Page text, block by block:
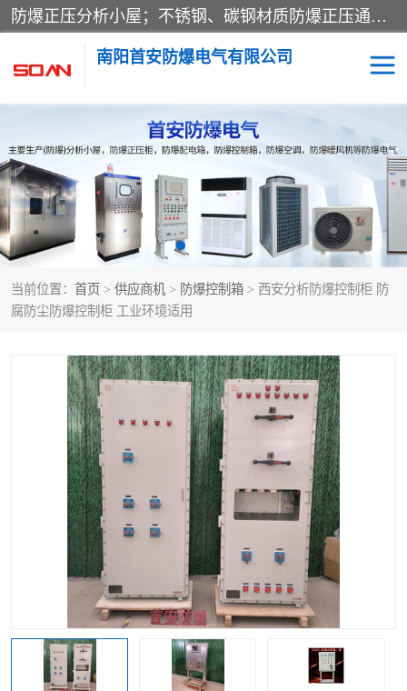
防爆正压分析小屋；不锈钢、碳钢材质防爆正压通风柜，分上下、左右、外挂三种款式；立式、挂式防爆配电柜体；不锈钢、碳钢防爆变频、磁力、星三角启动器；不锈钢、碳钢、铸铝防爆控制箱柜；可操作按键、多块式防爆仪表箱；多材质防爆接线箱；台式防爆电脑、防爆监视器。产品适配石油、化工、煤炭、电力、纺织、酿酒、航天、铁路、冶金、船舶、消防、市政等多行业工况使用。
南阳首安防爆电气有限公司
当前位置： 首页 > 供应商机 > 防爆控制箱 > 西安分析防爆控制柜 防
腐防尘防爆控制柜 工业环境适用
防爆小屋 防爆正压柜
防爆空调 防爆配电箱
防爆控制箱 防爆接线箱
防爆操作柱 防爆监视显示器